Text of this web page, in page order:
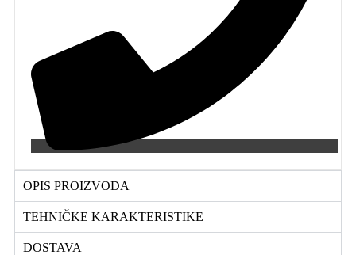
OPIS PROIZVODA
TEHNIČKE KARAKTERISTIKE
DOSTAVA